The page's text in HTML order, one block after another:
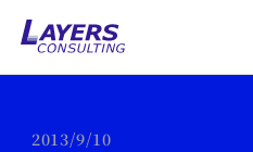
2013/9/10